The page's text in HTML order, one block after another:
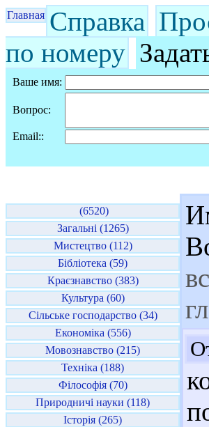
Главная Справка
по номеру
Ваше имя:
Вопрос:
Email::
(6520)
Загальні (1265)
Мистецтво (112)
Бібліотека (59)
Краєзнавство (383)
Культура (60)
Сільське господарство (34)
Економіка (556)
Мовознавство (215)
Техніка (188)
Філософія (70)
Природничі науки (118)
Історія (265)